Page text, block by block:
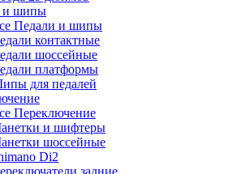
и шипы
Педали и шипы
контактные
шоссейные
платформы
для педалей
Переключение
и шифтеры
шоссейные
Di2
задние